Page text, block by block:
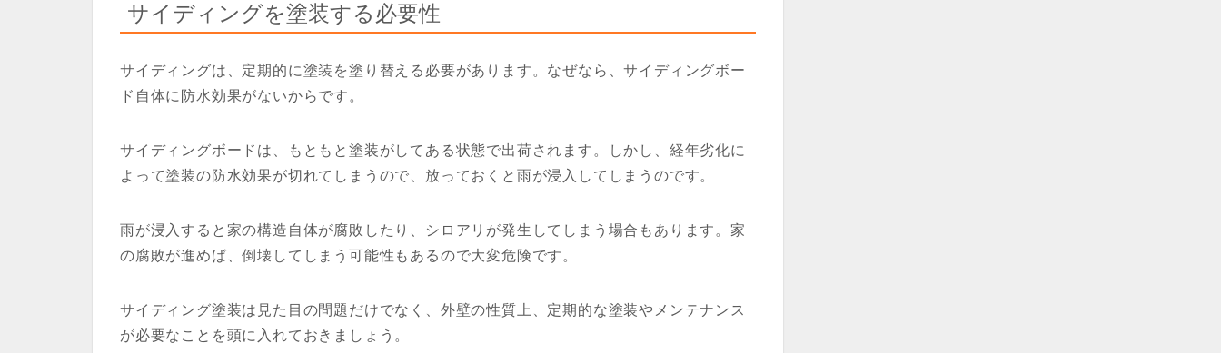
サイディングを塗装する必要性
サイディングは、定期的に塗装を塗り替える必要があります。なぜなら、サイディングボー
ド自体に防水効果がないからです。
サイディングボードは、もともと塗装がしてある状態で出荷されます。しかし、経年劣化に
よって塗装の防水効果が切れてしまうので、放っておくと雨が浸入してしまうのです。
雨が浸入すると家の構造自体が腐敗したり、シロアリが発生してしまう場合もあります。家
の腐敗が進めば、倒壊してしまう可能性もあるので大変危険です。
サイディング塗装は見た目の問題だけでなく、外壁の性質上、定期的な塗装やメンテナンス
が必要なことを頭に入れておきましょう。